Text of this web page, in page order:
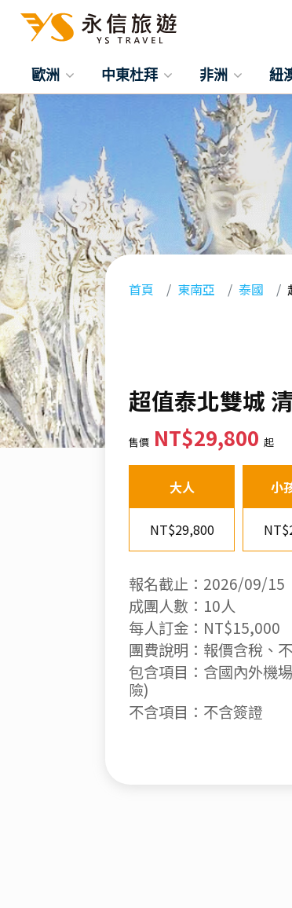
歐洲 中東杜拜 非洲 紐
首頁 東南亞 泰國
超值泰北雙城
售價 NT$29,800起
大人
NT$29,800
小
報名截止：2026/09/15
成團人數：10人
每人訂金：NT$15,000
團費說明：報價含稅、
包含項目：含國內外機
險)
不含項目：不含簽證